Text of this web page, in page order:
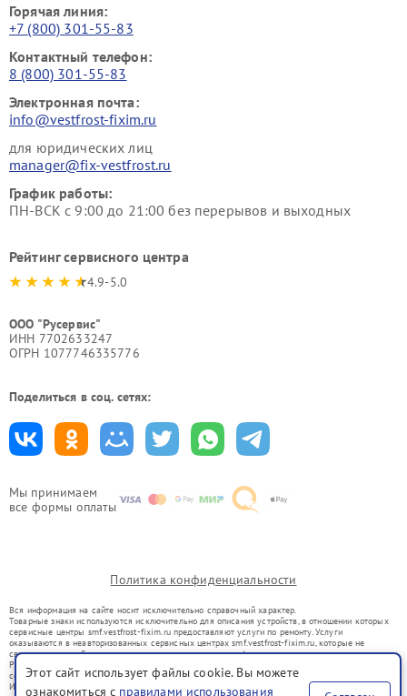
Мы принимаем
все формы оплаты
Горячая линия:
+7 (800) 301-55-83
Контактный телефон:
8 (800) 301-55-83
Электронная почта:
info@vestfrost-fixim.ru
для юридических лиц
manager@fix-vestfrost.ru
График работы:
ПН-ВСК с 9:00 до 21:00 без перерывов и выходных
Рейтинг сервисного центра
4.9-5.0
ООО "Русервис"
ИНН 7702633247
ОГРН 1077746335776
Поделиться в соц. сетях:
Политика конфиденциальности
Вся информация на сайте носит исключительно справочный характер.
Товарные знаки используются исключительно для описания устройств, в отношении которых
сервисные центры smf.vestfrost-fixim.ru предоставляют услуги по ремонту. Услуги
оказываются в неавторизованных сервисных центрах smf.vestfrost-fixim.ru, которые не
связаны с правообладателями товарных знаков или их официальными представителями.
Ремонт осуществляется для устройств, уже введенных в гражданский оборот в соответствии
со статьей 1487 ГК РФ.
Использование товарных знаков не преследует цели индивидуализации услуг или введения
Этот сайт использует файлы cookie. Вы можете
ознакомиться с правилами использования